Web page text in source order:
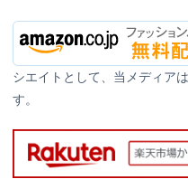
シエイトとして、当メディア
す。